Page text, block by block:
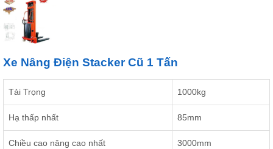
Xe Nâng Điện Stacker Cũ 1 Tấn
Tải Trọng 1000kg
Hạ thấp nhất 85mm
Chiều cao nâng cao nhất 3000mm